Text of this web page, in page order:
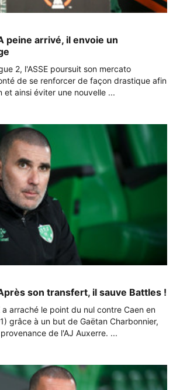
peine arrivé, il envoie un
2, l'ASSE poursuit son mercato
de se renforcer de façon drastique afin
et ainsi éviter une nouvelle ...
son transfert, il sauve Battles !
a arraché le point du nul contre Caen en
grâce à un but de Gaëtan Charbonnier,
de l'AJ Auxerre. ...